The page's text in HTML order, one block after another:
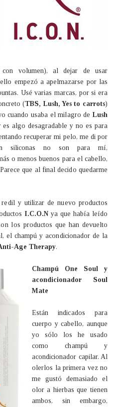
volumen), al dejar de usar
empezó a apelmazarse por las
Usé varias marcas, por si era
(TBS, Lush, Yes to carrots)
cuando usaba el milagro de Lush
algo desagradable y no es para
recuperar mi pelo, me di por
siliconas no son para mí,
o menos buenos para el cabello,
que al final decido quedarme
y utilizar de nuevo productos
I.C.O.N ya que había leído
los productos que han devuelto
el champú y acondicionador de la
Age Therapy.
Champú One Soul y
acondicionador Soul
Mate
Están indicados para
cuerpo y cabello, aunque
yo sólo los he usado
como champú y
acondicionador capilar. Al
olerlos la primera vez no
me gustó demasiado el
olor a hierbas que tienen
ambos, sin embargo,